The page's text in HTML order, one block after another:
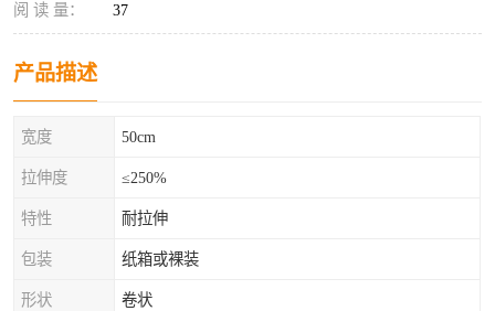
阅 读 量： 37
产品描述
宽度 50cm
拉伸度 ≤250%
特性 耐拉伸
包装 纸箱或裸装
形状 卷状